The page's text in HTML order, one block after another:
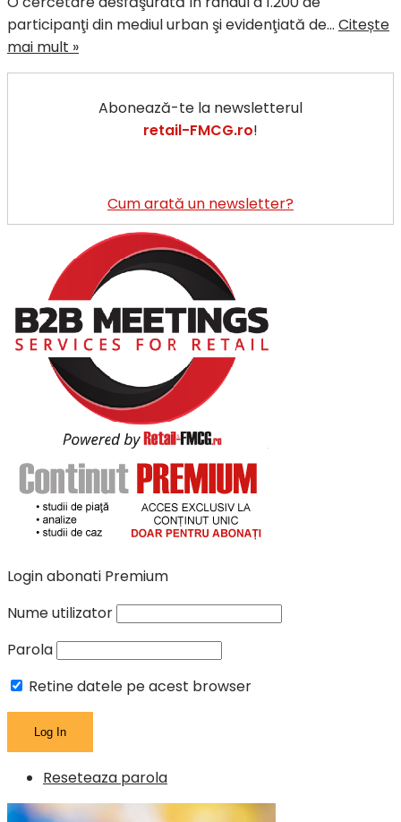
participanţi din mediul urban şi evidenţiată de… Citește
mai mult »10
motive
care
cumpărături
online
Abonează-te la newsletterul
retail-FMCG.ro!
Cum arată un newsletter?
Login abonati Premium
Nume utilizator
Parola
Retine datele pe acest browser
Reseteaza parola